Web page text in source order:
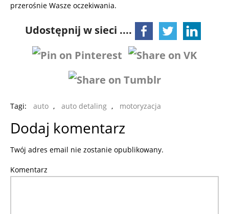
przerośnie Wasze oczekiwania.
Udostępnij w sieci ....
Tagi: auto , auto detaling , motoryzacja
Dodaj komentarz
Twój adres email nie zostanie opublikowany.
Komentarz